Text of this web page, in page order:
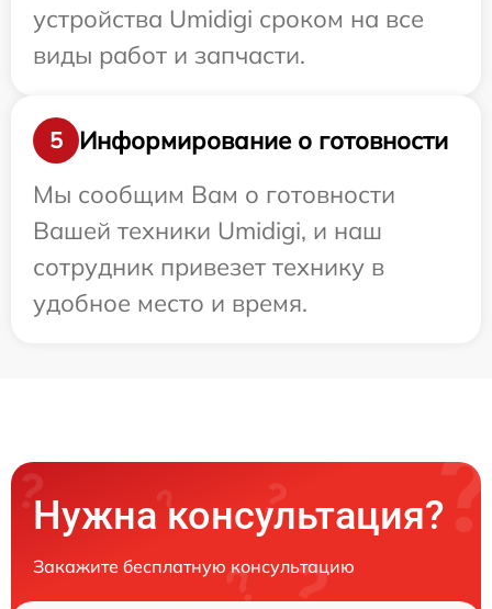
устройства Umidigi сроком на все
виды работ и запчасти.
5
Информирование о готовности
Мы сообщим Вам о готовности
Вашей техники Umidigi, и наш
сотрудник привезет технику в
удобное место и время.
Нужна консультация?
Закажите бесплатную консультацию